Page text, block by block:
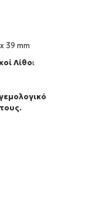
39 mm
Λίθοι